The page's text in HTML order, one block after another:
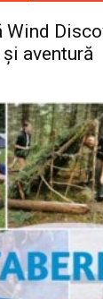
Wind
aventură